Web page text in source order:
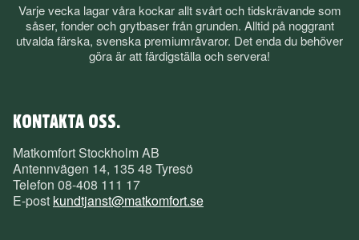
Varje vecka lagar våra kockar allt svårt och tidskrävande som
såser, fonder och grytbaser från grunden. Alltid på noggrant
utvalda färska, svenska premiumråvaror. Det enda du behöver
göra är att färdigställa och servera!
KONTAKTA OSS.
Matkomfort Stockholm AB
Antennvägen 14, 135 48 Tyresö
Telefon 08-408 111 17
E-post kundtjanst@matkomfort.se